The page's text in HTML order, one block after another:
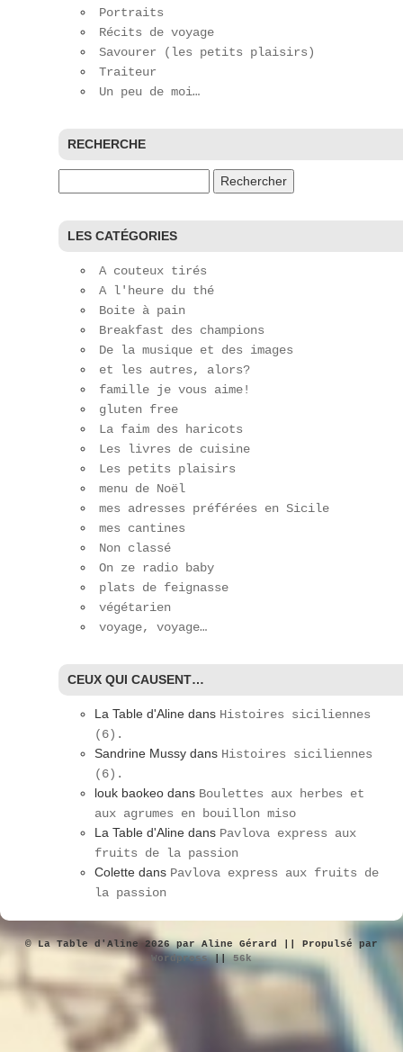
Portraits
Récits de voyage
Savourer (les petits plaisirs)
Traiteur
Un peu de moi…
RECHERCHE
LES CATÉGORIES
A couteux tirés
A l'heure du thé
Boite à pain
Breakfast des champions
De la musique et des images
et les autres, alors?
famille je vous aime!
gluten free
La faim des haricots
Les livres de cuisine
Les petits plaisirs
menu de Noël
mes adresses préférées en Sicile
mes cantines
Non classé
On ze radio baby
plats de feignasse
végétarien
voyage, voyage…
CEUX QUI CAUSENT…
La Table d'Aline dans Histoires siciliennes
(6).
Sandrine Mussy dans Histoires siciliennes
(6).
louk baokeo dans Boulettes aux herbes et
aux agrumes en bouillon miso
La Table d'Aline dans Pavlova express aux
fruits de la passion
Colette dans Pavlova express aux fruits de
la passion
© La Table d'Aline 2026 par Aline Gérard || Propulsé par
Wordpress||56k